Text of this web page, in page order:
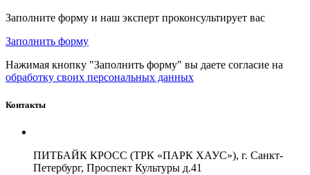
Заполните форму и наш эксперт проконсультирует вас
Заполнить форму
Нажимая кнопку "Заполнить форму" вы даете согласие на
обработку своих персональных данных
Контакты
ПИТБАЙК КРОСС (ТРК «ПАРК ХАУС»), г. Санкт-
Петербург, Проспект Культуры д.41